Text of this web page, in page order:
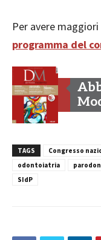
Per avere
programma del
TAGS Congresso
odontoiatria
SIdP